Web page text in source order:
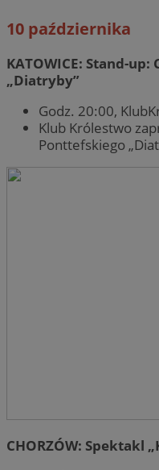
10 października
KATOWICE: Stand-
„Diatryby”
Godz. 20:00,
Klub Królestwo
Ponttefskiego
CHORZÓW: Spektakl